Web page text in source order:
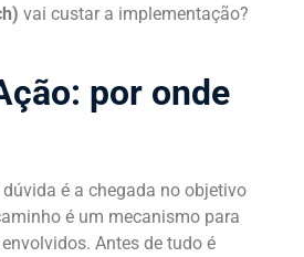
vai custar a implementação?
por onde
é a chegada no objetivo
é um mecanismo para
Antes de tudo é